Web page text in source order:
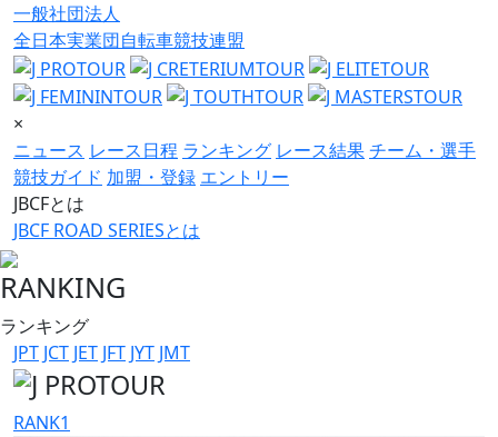
一般社団法人
全日本実業団自転車競技連盟
×
ニュース レース日程 ランキング レース結果チーム・選手
競技ガイド 加盟・登録 エントリー
JBCFとは
JBCF ROAD SERIESとは
RANKING
ランキング
JPT JCT JET JFT JYT JMT
RANK1